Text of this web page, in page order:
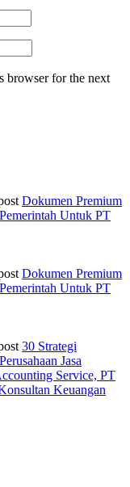
browser for the next
Dokumen Premium
Untuk PT
Dokumen Premium
Untuk PT
30 Strategi
Jasa
Service, PT
Keuangan